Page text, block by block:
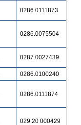
0286.0111873
0286.0075504
0287.0027439
0286.0100240
0286.0111874
029.20 000429